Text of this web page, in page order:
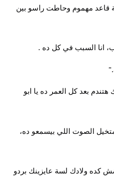
قاعد مهموم وحاطت راسو بين
انا السبب في كل ده .
بعد كل العمر ده يا ابو
الصوت اللي بيسمعو ده،
ولادك لسة عايزينك بردو